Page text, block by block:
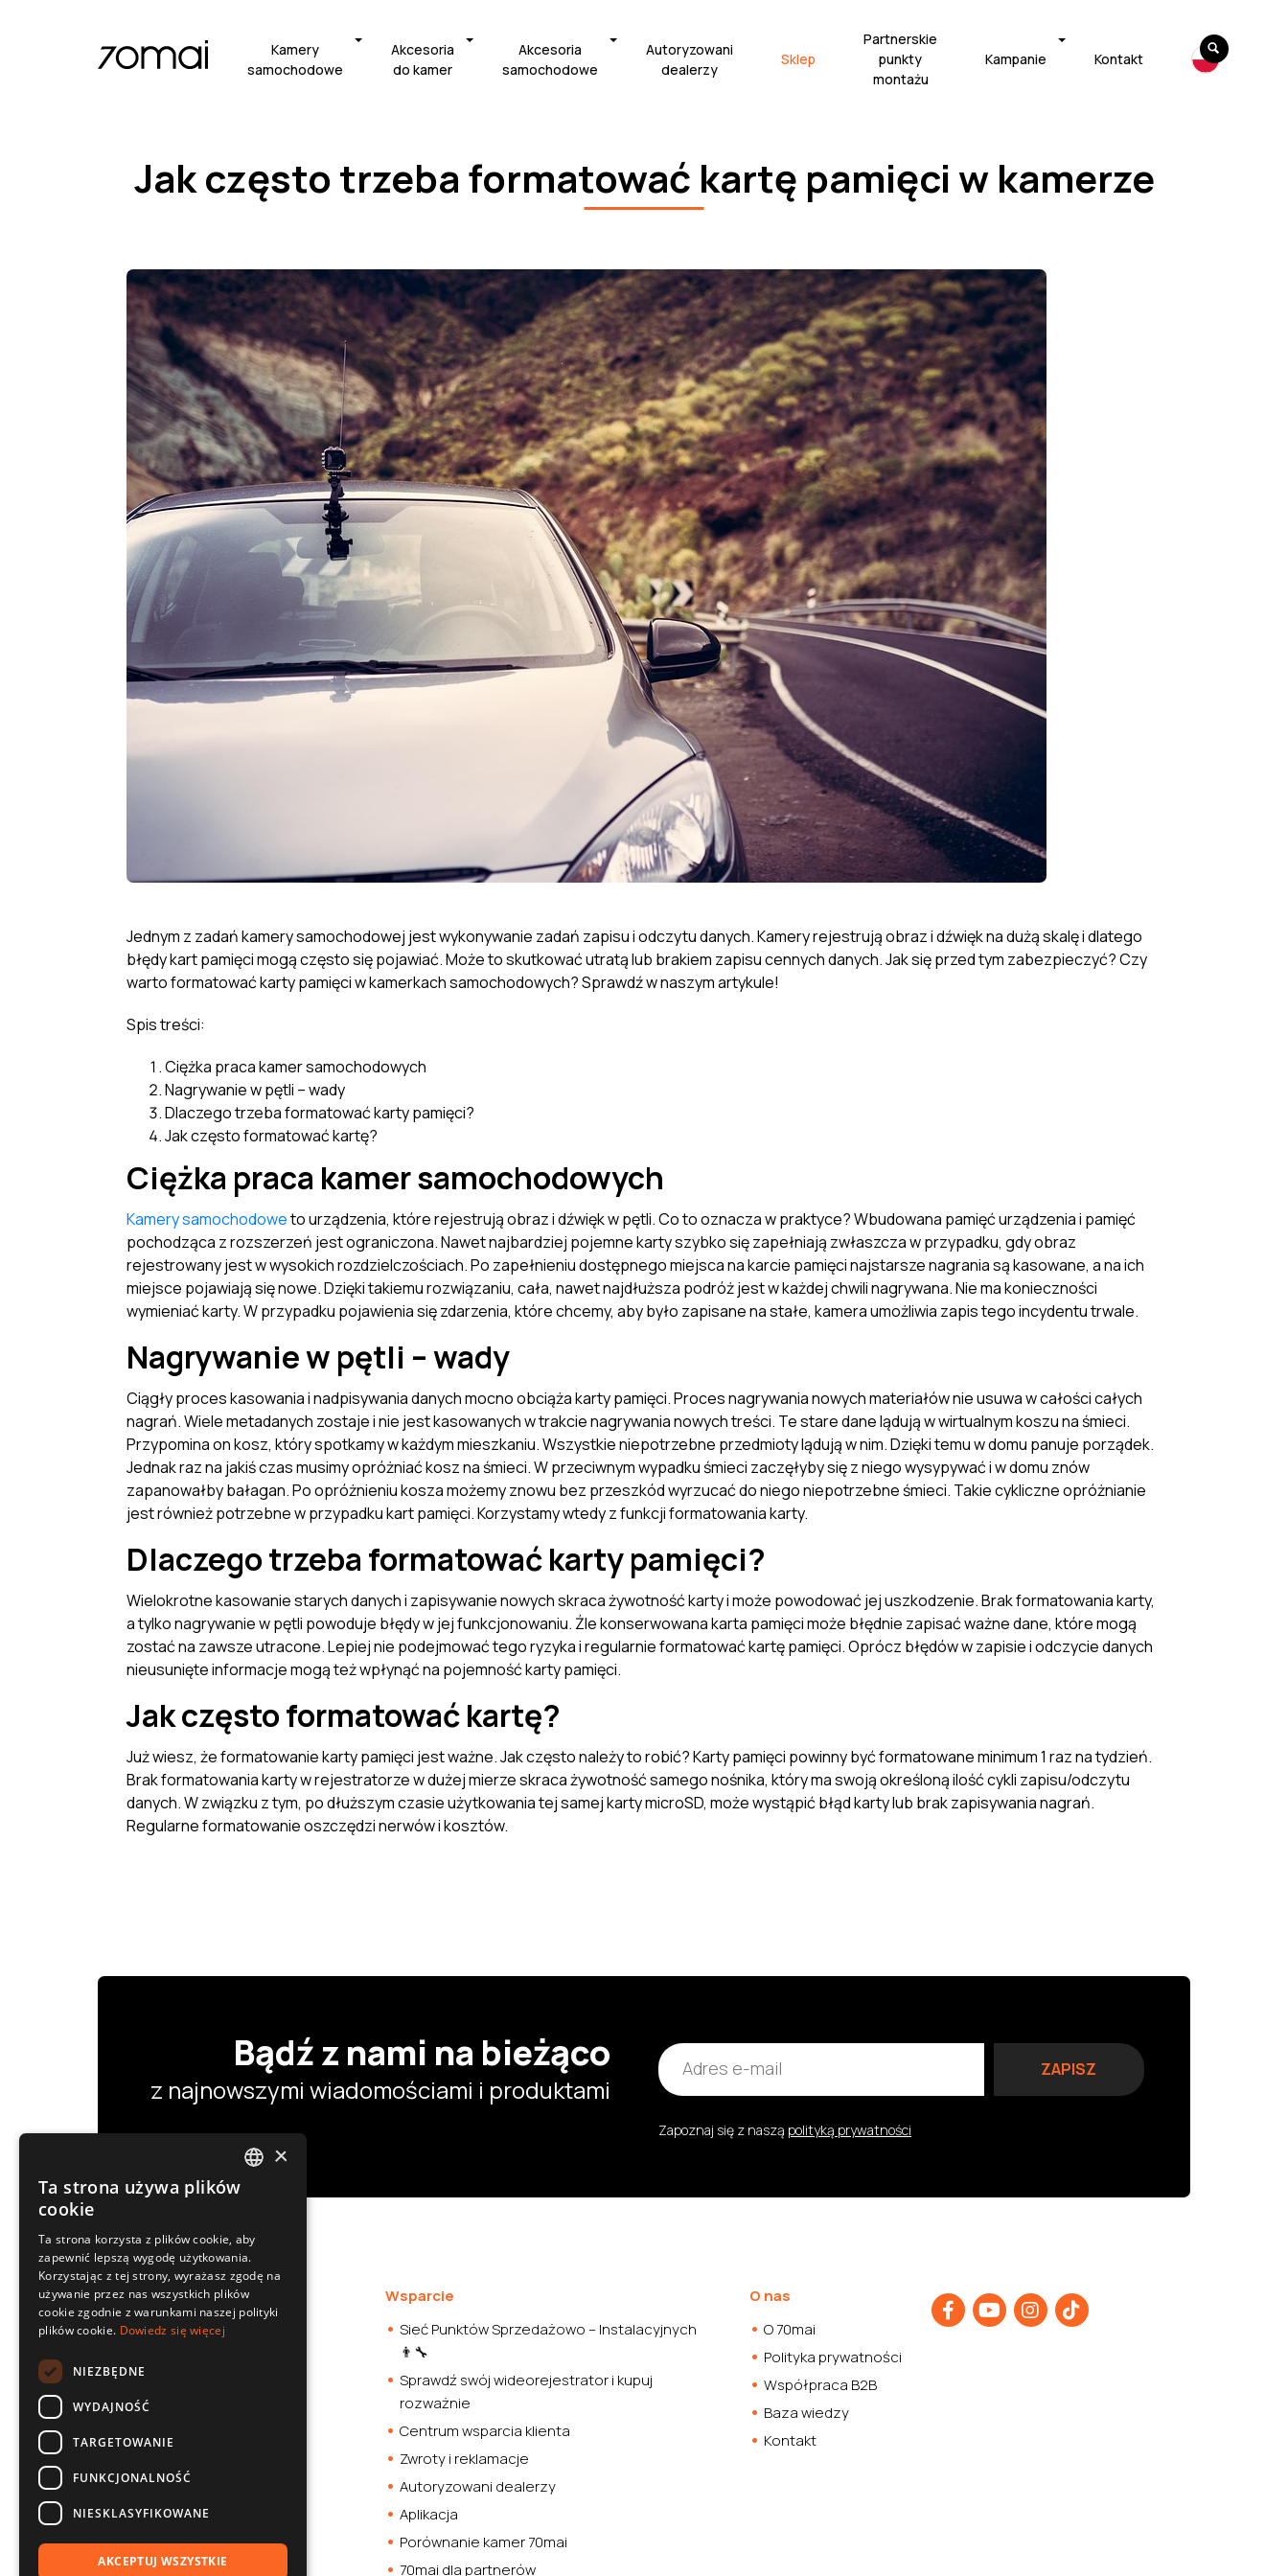
Kamery
samochodowe
Akcesoria
do kamer
Akcesoria
samochodowe
Autoryzowani
dealerzy
Sklep
Partnerskie
punkty
montażu
Kampanie Kontakt
Jak często trzeba formatować kartę pamięci w kamerze
Jednym z zadań kamery samochodowej jest wykonywanie zadań zapisu i odczytu danych. Kamery rejestrują obraz i dźwięk na dużą skalę i dlatego
błędy kart pamięci mogą często się pojawiać. Może to skutkować utratą lub brakiem zapisu cennych danych. Jak się przed tym zabezpieczyć? Czy
warto formatować karty pamięci w kamerkach samochodowych? Sprawdź w naszym artykule!
Spis treści:
Ciężka praca kamer samochodowych
Nagrywanie w pętli – wady
Dlaczego trzeba formatować karty pamięci?
Jak często formatować kartę?
Ciężka praca kamer samochodowych
Kamery samochodoweto urządzenia, które rejestrują obraz i dźwięk w pętli. Co to oznacza w praktyce? Wbudowana pamięć urządzenia i pamięć
pochodząca z rozszerzeń jest ograniczona. Nawet najbardziej pojemne karty szybko się zapełniają zwłaszcza w przypadku, gdy obraz
rejestrowany jest w wysokich rozdzielczościach. Po zapełnieniu dostępnego miejsca na karcie pamięci najstarsze nagrania są kasowane, a na ich
miejsce pojawiają się nowe. Dzięki takiemu rozwiązaniu, cała, nawet najdłuższa podróż jest w każdej chwili nagrywana. Nie ma konieczności
wymieniać karty. W przypadku pojawienia się zdarzenia, które chcemy, aby było zapisane na stałe, kamera umożliwia zapis tego incydentu trwale.
Nagrywanie w pętli – wady
Ciągły proces kasowania i nadpisywania danych mocno obciąża karty pamięci. Proces nagrywania nowych materiałów nie usuwa w całości całych
nagrań. Wiele metadanych zostaje i nie jest kasowanych w trakcie nagrywania nowych treści. Te stare dane lądują w wirtualnym koszu na śmieci.
Przypomina on kosz, który spotkamy w każdym mieszkaniu. Wszystkie niepotrzebne przedmioty lądują w nim. Dzięki temu w domu panuje porządek.
Jednak raz na jakiś czas musimy opróżniać kosz na śmieci. W przeciwnym wypadku śmieci zaczęłyby się z niego wysypywać i w domu znów
zapanowałby bałagan. Po opróżnieniu kosza możemy znowu bez przeszkód wyrzucać do niego niepotrzebne śmieci. Takie cykliczne opróżnianie
jest również potrzebne w przypadku kart pamięci. Korzystamy wtedy z funkcji formatowania karty.
Dlaczego trzeba formatować karty pamięci?
Wielokrotne kasowanie starych danych i zapisywanie nowych skraca żywotność karty i może powodować jej uszkodzenie. Brak formatowania karty,
a tylko nagrywanie w pętli powoduje błędy w jej funkcjonowaniu. Źle konserwowana karta pamięci może błędnie zapisać ważne dane, które mogą
zostać na zawsze utracone. Lepiej nie podejmować tego ryzyka i regularnie formatować kartę pamięci. Oprócz błędów w zapisie i odczycie danych
nieusunięte informacje mogą też wpłynąć na pojemność karty pamięci.
Jak często formatować kartę?
Już wiesz, że formatowanie karty pamięci jest ważne. Jak często należy to robić? Karty pamięci powinny być formatowane minimum 1 raz na tydzień.
Brak formatowania karty w rejestratorze w dużej mierze skraca żywotność samego nośnika, który ma swoją określoną ilość cykli zapisu/odczytu
danych. W związku z tym, po dłuższym czasie użytkowania tej samej karty microSD, może wystąpić błąd karty lub brak zapisywania nagrań.
Regularne formatowanie oszczędzi nerwów i kosztów.
Bądź z nami na bieżąco
z najnowszymi wiadomościami i produktami
Zapoznaj się z naszą polityką prywatności
Oferta
Kamery samochodowe
Stacja zasilania
Sklep
Wsparcie
Sieć Punktów Sprzedażowo – Instalacyjnych
👨‍🔧
Sprawdź swój wideorejestrator i kupuj
rozważnie
Centrum wsparcia klienta
Zwroty i reklamacje
Autoryzowani dealerzy
Aplikacja
Porównanie kamer 70mai
70mai dla partnerów
O nas
O 70mai
Polityka prywatności
Współpraca B2B
Baza wiedzy
Kontakt
ENGLISH
×
Ta strona używa plików
cookie
Ta strona korzysta z plików cookie, aby
zapewnić lepszą wygodę użytkowania.
Korzystając z tej strony, wyrażasz zgodę na
używanie przez nas wszystkich plików
cookie zgodnie z warunkami naszej polityki
plików cookie. Dowiedz się więcej
NIEZBĘDNE
WYDAJNOŚĆ
TARGETOWANIE
FUNKCJONALNOŚĆ
NIESKLASYFIKOWANE
AKCEPTUJ WSZYSTKIE